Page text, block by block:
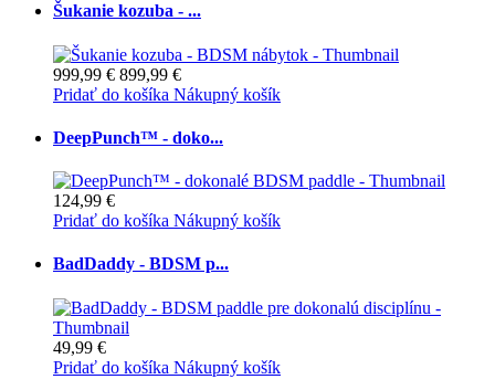
Šukanie kozuba - ...
999,99 € 899,99 €
Pridať do košíka Nákupný košík
DeepPunch™ - doko...
124,99 €
Pridať do košíka Nákupný košík
BadDaddy - BDSM p...
49,99 €
Pridať do košíka Nákupný košík